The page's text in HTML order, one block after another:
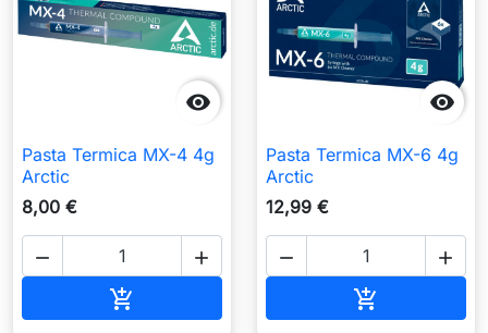

Pasta Termica MX-4 4g
Arctic
8,00 €
 


Pasta Termica MX-6 4g
Arctic
12,99 €
 
